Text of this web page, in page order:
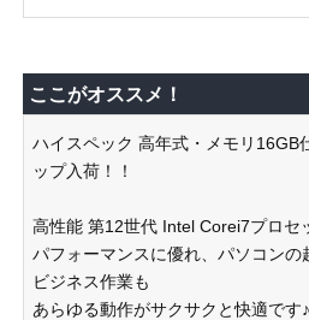
ここがオススメ！
ハイスペック 高年式・メモリ16GB
ップ入荷！！
高性能 第12世代 Intel Corei7プロセ
パフォーマンスに優れ、パソコンの
ビジネス作業も
あらゆる動作がサクサクと快適です♪